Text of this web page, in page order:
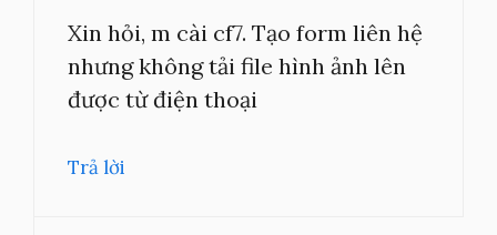
Xin hỏi, m cài cf7. Tạo form liên hệ
nhưng không tải file hình ảnh lên
được từ điện thoại
Trả lời